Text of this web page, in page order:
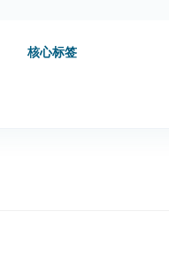
核心标签